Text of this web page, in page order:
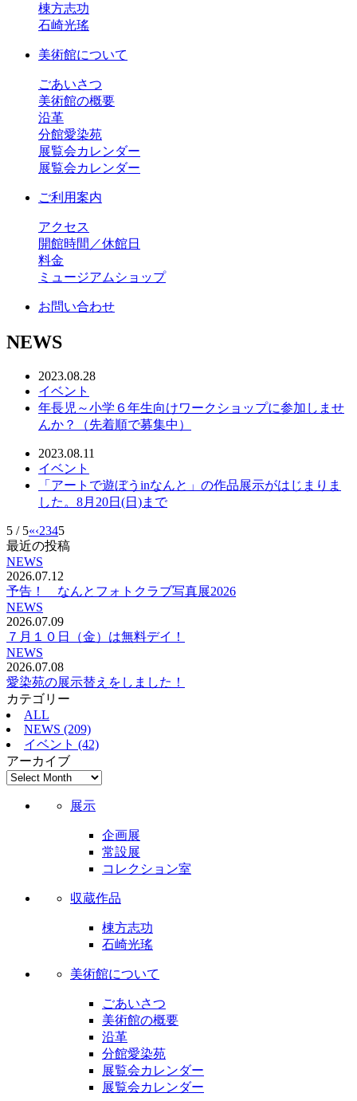
棟方志功
石崎光瑤
美術館について
ごあいさつ
美術館の概要
沿革
分館愛染苑
展覧会カレンダー
展覧会カレンダー
ご利用案内
アクセス
開館時間／休館日
料金
ミュージアムショップ
お問い合わせ
NEWS
2023.08.28
イベント
年長児～小学６年生向けワークショップに参加しませ
んか？（先着順で募集中）
2023.08.11
イベント
「アートで遊ぼうinなんと」の作品展示がはじまりま
した。8月20日(日)まで
5 / 5«‹2345
最近の投稿
NEWS
2026.07.12
予告！ なんとフォトクラブ写真展2026
NEWS
2026.07.09
７月１０日（金）は無料デイ！
NEWS
2026.07.08
愛染苑の展示替えをしました！
カテゴリー
ALL
NEWS (209)
イベント (42)
アーカイブ
展示
企画展
常設展
コレクション室
収蔵作品
棟方志功
石崎光瑤
美術館について
ごあいさつ
美術館の概要
沿革
分館愛染苑
展覧会カレンダー
展覧会カレンダー